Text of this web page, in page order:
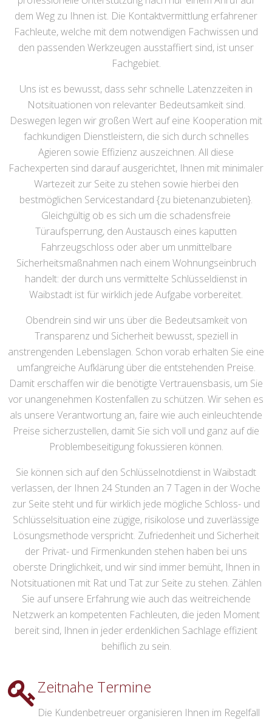
dem Weg zu Ihnen ist. Die Kontaktvermittlung erfahrener
Fachleute, welche mit dem notwendigen Fachwissen und
den passenden Werkzeugen ausstaffiert sind, ist unser
Fachgebiet.
Uns ist es bewusst, dass sehr schnelle Latenzzeiten in
Notsituationen von relevanter Bedeutsamkeit sind.
Deswegen legen wir großen Wert auf eine Kooperation mit
fachkundigen Dienstleistern, die sich durch schnelles
Agieren sowie Effizienz auszeichnen. All diese
Fachexperten sind darauf ausgerichtet, Ihnen mit minimaler
Wartezeit zur Seite zu stehen sowie hierbei den
bestmöglichen Servicestandard {zu bietenanzubieten}.
Gleichgültig ob es sich um die schadensfreie
Türaufsperrung, den Austausch eines kaputten
Fahrzeugschloss oder aber um unmittelbare
Sicherheitsmaßnahmen nach einem Wohnungseinbruch
handelt: der durch uns vermittelte Schlüsseldienst in
Waibstadt ist für wirklich jede Aufgabe vorbereitet.
Obendrein sind wir uns über die Bedeutsamkeit von
Transparenz und Sicherheit bewusst, speziell in
anstrengenden Lebenslagen. Schon vorab erhalten Sie eine
umfangreiche Aufklärung über die entstehenden Preise.
Damit erschaffen wir die benötigte Vertrauensbasis, um Sie
vor unangenehmen Kostenfallen zu schützen. Wir sehen es
als unsere Verantwortung an, faire wie auch einleuchtende
Preise sicherzustellen, damit Sie sich voll und ganz auf die
Problembeseitigung fokussieren können.
Sie können sich auf den Schlüsselnotdienst in Waibstadt
verlassen, der Ihnen 24 Stunden an 7 Tagen in der Woche
zur Seite steht und für wirklich jede mögliche Schloss- und
Schlüsselsituation eine zügige, risikolose und zuverlässige
Lösungsmethode verspricht. Zufriedenheit und Sicherheit
der Privat- und Firmenkunden stehen haben bei uns
oberste Dringlichkeit, und wir sind immer bemüht, Ihnen in
Notsituationen mit Rat und Tat zur Seite zu stehen. Zählen
Sie auf unsere Erfahrung wie auch das weitreichende
Netzwerk an kompetenten Fachleuten, die jeden Moment
bereit sind, Ihnen in jeder erdenklichen Sachlage effizient
behiflich zu sein.
Zeitnahe Termine
Die Kundenbetreuer organisieren Ihnen im Regelfall